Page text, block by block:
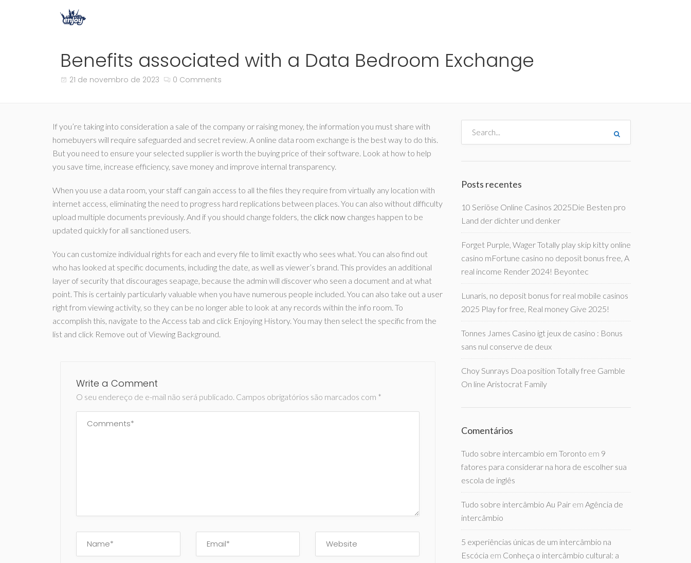
Benefits associated with a Data Bedroom Exchange
21 de novembro de 2023 0 Comments
If you’re taking into consideration a sale of the company or raising money, the information you must share with
homebuyers will require safeguarded and secret review. A online data room exchange is the best way to do this.
But you need to ensure your selected supplier is worth the buying price of their software. Look at how to help
you save time, increase efficiency, save money and improve internal transparency.
When you use a data room, your staff can gain access to all the files they require from virtually any location with
internet access, eliminating the need to progress hard replications between places. You can also without difficulty
upload multiple documents previously. And if you should change folders, the click now changes happen to be
updated quickly for all sanctioned users.
You can customize individual rights for each and every file to limit exactly who sees what. You can also find out
who has looked at specific documents, including the date, as well as viewer’s brand. This provides an additional
layer of security that discourages seapage, because the admin will discover who seen a document and at what
point. This is certainly particularly valuable when you have numerous people included. You can also take out a user
right from viewing activity, so they can be no longer able to look at any records within the info room. To
accomplish this, navigate to the Access tab and click Enjoying History. You may then select the specific from the
list and click Remove out of Viewing Background.
Write a Comment
O seu endereço de e-mail não será publicado. Campos obrigatórios são marcados com *
Posts recentes
10 Seriöse Online Casinos 2025Die Besten pro
Land der dichter und denker
Forget Purple, Wager Totally play skip kitty online
casino mFortune casino no deposit bonus free, A
real income Render 2024! Beyontec
Lunaris, no deposit bonus for real mobile casinos
2025 Play for free, Real money Give 2025!
Tonnes James Casino igt jeux de casino : Bonus
sans nul conserve de deux
Choy Sunrays Doa position Totally free Gamble
On line Aristocrat Family
Comentários
Tudo sobre intercambio em Toronto em 9
fatores para considerar na hora de escolher sua
escola de inglês
Tudo sobre intercâmbio Au Pair em Agência de
intercâmbio
5 experiências únicas de um intercâmbio na
Escócia em Conheça o intercâmbio cultural: a